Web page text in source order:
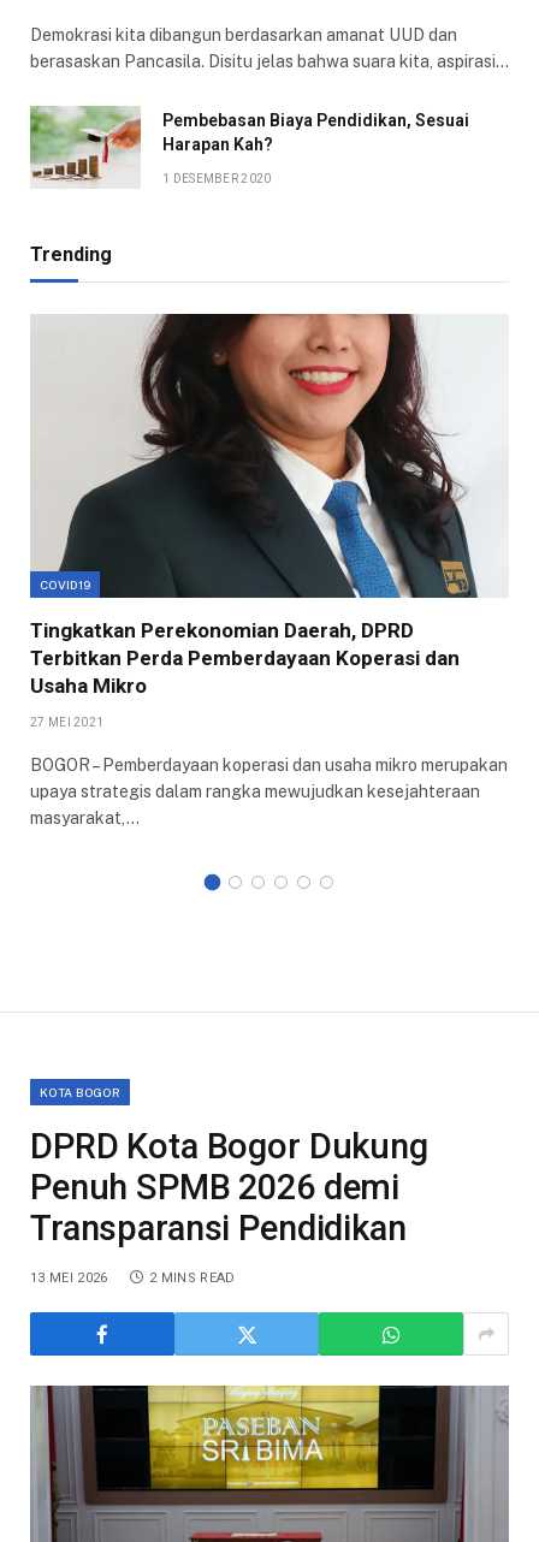
Demokrasi kita dibangun berdasarkan amanat UUD dan
berasaskan Pancasila. Disitu jelas bahwa suara kita, aspirasi…
Pembebasan Biaya Pendidikan, Sesuai
Harapan Kah?
1 DESEMBER 2020
Trending
COVID19
Tingkatkan Perekonomian Daerah, DPRD
Terbitkan Perda Pemberdayaan Koperasi dan
Usaha Mikro
27 MEI 2021
BOGOR – Pemberdayaan koperasi dan usaha mikro merupakan
upaya strategis dalam rangka mewujudkan kesejahteraan
masyarakat,…
KOTA BOGOR
DPRD Kota Bogor Dukung
Penuh SPMB 2026 demi
Transparansi Pendidikan
13 MEI 2026 2 MINS READ